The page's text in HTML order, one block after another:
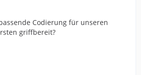
Codierung für unseren
griffbereit?